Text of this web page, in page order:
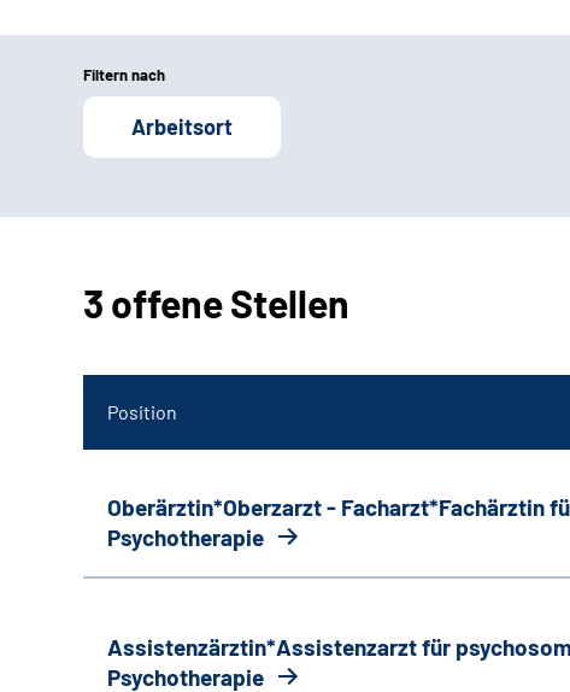
Filtern nach
Arbeitsort
3 offene Stellen
Position
Oberärztin*Oberzarzt - Facharzt*Fachärztin
Psychotherapie
Assistenzärztin*Assistenzarzt für
Psychotherapie